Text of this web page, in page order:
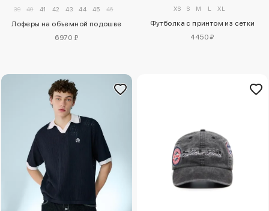
39 40 41 42 43 44 45 46
Лоферы на объемной подошве
6970 ₽
XS S M L XL
Футболка с принтом из сетки
4450 ₽